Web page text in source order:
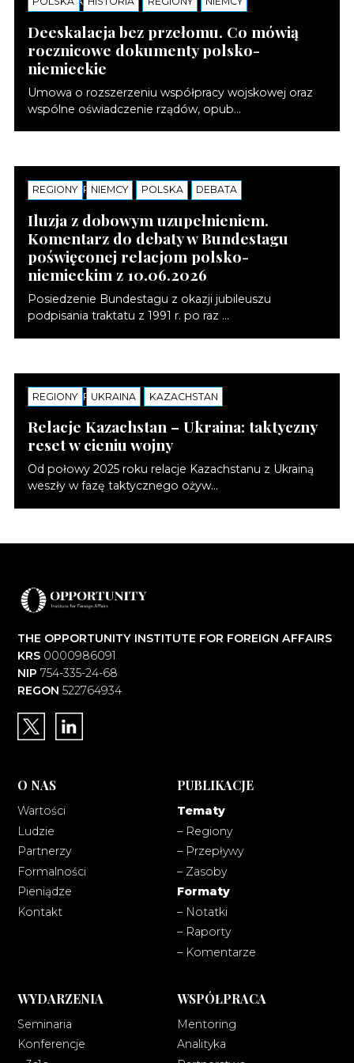
Deeskalacja bez przełomu. Co mówią
rocznicowe dokumenty polsko-
niemieckie
Umowa o rozszerzeniu współpracy wojskowej oraz
wspólne oświadczenie rządów, opub...
REGIONY NIEMCY POLSKA DEBATA
KOMENTARZE
Iluzja z dobowym uzupełnieniem.
Komentarz do debaty w Bundestagu
poświęconej relacjom polsko-
niemieckim z 10.06.2026
Posiedzenie Bundestagu z okazji jubileuszu
podpisania traktatu z 1991 r. po raz ...
REGIONY UKRAINA KAZACHSTAN
KOMENTARZE
Relacje Kazachstan – Ukraina: taktyczny
reset w cieniu wojny
Od połowy 2025 roku relacje Kazachstanu z Ukrainą
weszły w fazę taktycznego ożyw...
THE OPPORTUNITY INSTITUTE FOR FOREIGN AFFAIRS
KRS0000986091
NIP 754-335-24-68
REGON 522764934
O NAS
Wartości
Ludzie
Partnerzy
Formalności
Pieniądze
Kontakt
PUBLIKACJE
Tematy
– Regiony
– Przepływy
– Zasoby
Formaty
– Notatki
– Raporty
– Komentarze
WYDARZENIA
Seminaria
Konferencje
WSPÓŁPRACA
Mentoring
Analityka